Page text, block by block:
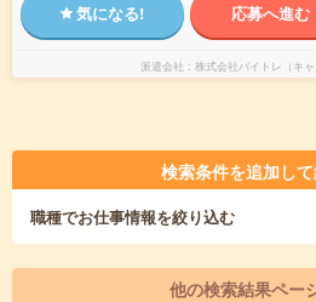
気になる! 応募へ進む
派遣会社 株式会社バイトレ（キャ
検索条件を追加し
職種でお仕事情報を絞り込む
他の検索結果ペー